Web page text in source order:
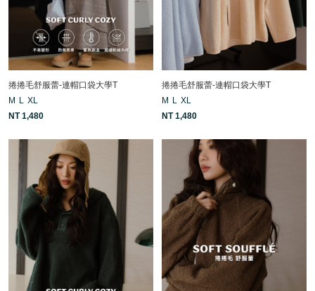
捲捲毛舒服蕾-連帽口袋大學T
M L
XL
NT 1,480
捲捲毛舒服蕾-連帽口袋大學T
M L
XL
NT 1,480